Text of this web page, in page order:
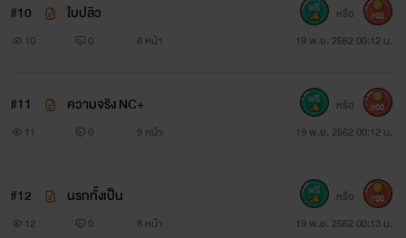
#10 ใบปลิว
10 0 8 หน้า 19 พ.ย. 2562 00:12 น.
หรือ 700
#11 ความจริง NC+
11 0 9 หน้า 19 พ.ย. 2562 00:12 น.
หรือ 800
#12 นรกทั้งเป็น
12 0 8 หน้า 19 พ.ย. 2562 00:13 น.
หรือ 700